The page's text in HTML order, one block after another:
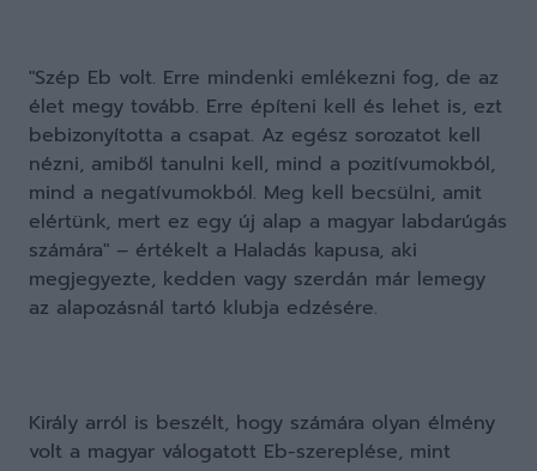
"Szép Eb volt. Erre mindenki emlékezni fog, de az
élet megy tovább. Erre építeni kell és lehet is, ezt
bebizonyította a csapat. Az egész sorozatot kell
nézni, amiből tanulni kell, mind a pozitívumokból,
mind a negatívumokból. Meg kell becsülni, amit
elértünk, mert ez egy új alap a magyar labdarúgás
számára" – értékelt a Haladás kapusa, aki
megjegyezte, kedden vagy szerdán már lemegy
az alapozásnál tartó klubja edzésére.
Király arról is beszélt, hogy számára olyan élmény
volt a magyar válogatott Eb-szereplése, mint